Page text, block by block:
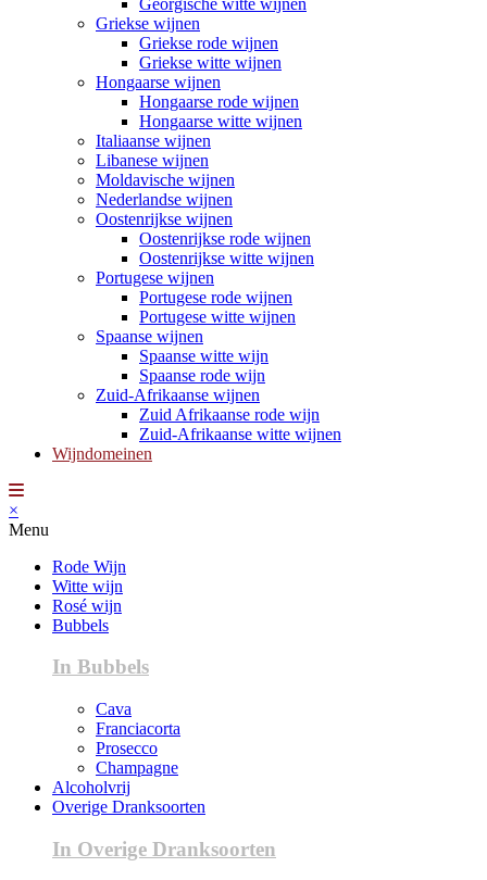
Griekse wijnen
Griekse rode wijnen
Griekse witte wijnen
Hongaarse wijnen
Hongaarse rode wijnen
Hongaarse witte wijnen
Italiaanse wijnen
Libanese wijnen
Moldavische wijnen
Nederlandse wijnen
Oostenrijkse wijnen
Oostenrijkse rode wijnen
Oostenrijkse witte wijnen
Portugese wijnen
Portugese rode wijnen
Portugese witte wijnen
Spaanse wijnen
Spaanse witte wijn
Spaanse rode wijn
Zuid-Afrikaanse wijnen
Zuid Afrikaanse rode wijn
Zuid-Afrikaanse witte wijnen
Wijndomeinen
×
Menu
Rode Wijn
Witte wijn
Rosé wijn
Bubbels
In Bubbels
Cava
Franciacorta
Prosecco
Champagne
Alcoholvrij
Overige Dranksoorten
In Overige Dranksoorten